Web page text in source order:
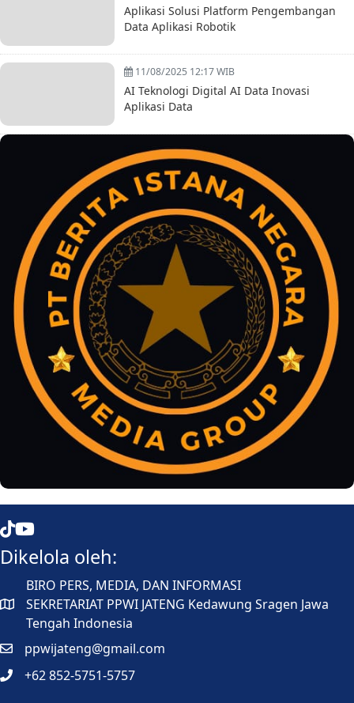
Aplikasi Solusi Platform Pengembangan
Data Aplikasi Robotik
11/08/2025 12:17 WIB
AI Teknologi Digital AI Data Inovasi
Aplikasi Data
Mata Jateng
Mata Jateng
Dikelola oleh:
BIRO PERS, MEDIA, DAN INFORMASI
SEKRETARIAT PPWI JATENG Kedawung Sragen Jawa
Tengah Indonesia
ppwijateng@gmail.com
+62 852-5751-5757